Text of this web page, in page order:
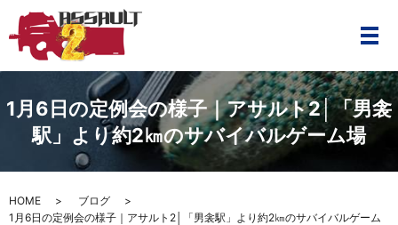
メ
1月6日の定例会の様子｜アサルト2│「男衾
駅」より約2㎞のサバイバルゲーム場
HOME
ブログ
1月6日の定例会の様子｜アサルト2│「男衾駅」より約2㎞のサバイバルゲーム